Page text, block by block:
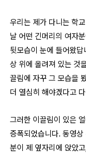
우리는 제가 다니는 학
날 어떤 긴머리의 여자
뒷모습이 눈에 들어왔
상 위에 올려져 있는 것
끌림에 자꾸 그 모습을
더 열심히 해야겠다고
그러한 이끌림이 있은
증폭되었습니다. 동영
분이 제 옆자리에 앉았